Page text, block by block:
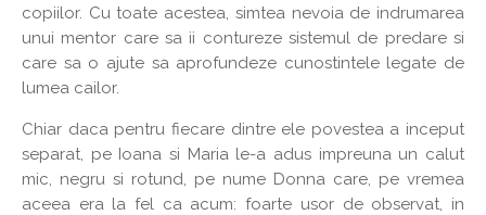
copiilor. Cu toate acestea, simtea nevoia de indrumarea
unui mentor care sa ii contureze sistemul de predare si
care sa o ajute sa aprofundeze cunostintele legate de
lumea cailor.
Chiar daca pentru fiecare dintre ele povestea a inceput
separat, pe Ioana si Maria le-a adus impreuna un calut
mic, negru si rotund, pe nume Donna care, pe vremea
aceea era la fel ca acum: foarte usor de observat, in